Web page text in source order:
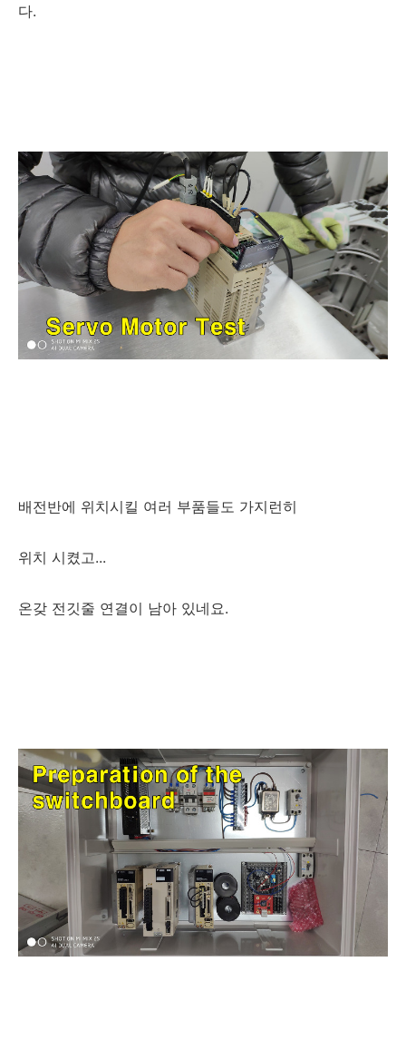
다.
배전반에 위치시킬 여러 부품들도 가지런히
위치 시켰고...
온갖 전깃줄 연결이 남아 있네요.